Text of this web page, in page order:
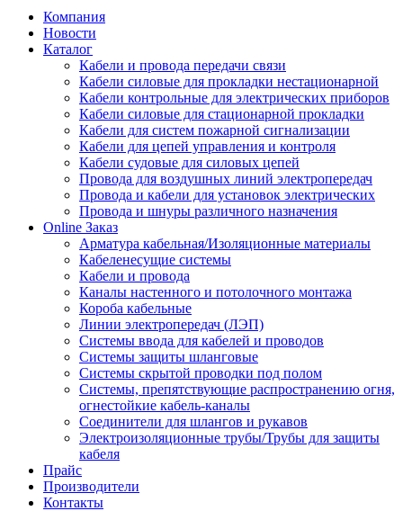
Компания
Новости
Каталог
Кабели и провода передачи связи
Кабели силовые для прокладки нестационарной
Кабели контрольные для электрических приборов
Кабели силовые для стационарной прокладки
Кабели для систем пожарной сигнализации
Кабели для цепей управления и контроля
Кабели судовые для силовых цепей
Провода для воздушных линий электропередач
Провода и кабели для установок электрических
Провода и шнуры различного назначения
Online Заказ
Арматура кабельная/Изоляционные материалы
Кабеленесущие системы
Кабели и провода
Каналы настенного и потолочного монтажа
Короба кабельные
Линии электропередач (ЛЭП)
Системы ввода для кабелей и проводов
Системы защиты шланговые
Системы скрытой проводки под полом
Системы, препятствующие распространению огня,
огнестойкие кабель-каналы
Соединители для шлангов и рукавов
Электроизоляционные трубы/Трубы для защиты
кабеля
Прайс
Производители
Контакты